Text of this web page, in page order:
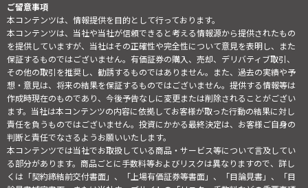
ご留意事項
本コンテンツは、情報提供を目的として行っております。
本コンテンツは、当社や当社が信頼できると考える情報源から提供されたもの
を提供していますが、当社はその正確性や完全性について意見を表明し、また
保証するものではございません。有価証券の購入、売却、デリバティブ取引、
その他の取引を推奨し、勧誘するものではありません。また、過去の実績や予
想・意見は、将来の結果を保証するものではございません。提供する情報等は
作成時現在のものであり、今後予告なしに変更または削除されることがござい
ます。当社は本コンテンツの内容に依拠してお客様が取った行動の結果に対し
責任を負うものではございません。投資にかかる最終決定は、お客様ご自身の
判断と責任でなさるようお願いいたします。
本コンテンツでは当社でお取扱している商品・サービス等について言及してい
る部分があります。商品ごとに手数料等およびリスクは異なりますので、詳し
くは「契約締結前交付書面」、「上場有価証券等書面」、「目論見書」、「目